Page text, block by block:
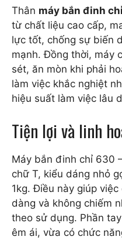
Thân máy bắn đinh
từ chất liệu cao cấp,
lực tốt, chống sự biến
mạnh. Đồng thời, máy
sét, ăn mòn khi phải
làm việc khắc nghiệt
hiệu suất làm việc lâu
Tiện lợi và linh
Máy bắn đinh chỉ 630
chữ T, kiểu dáng nhỏ
1kg. Điều này giúp
dàng và không chiếm
theo sử dụng. Phần
êm ái, vừa có chức